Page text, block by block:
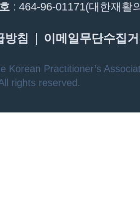
: 464-96-01171(대한재활
방침 이메일무단수집
Korean Practitioner’s
rights reserved.